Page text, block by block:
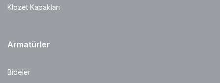
Klozet Kapakları
Armatürler
Bideler